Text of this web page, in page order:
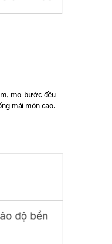
mọi bước đều
mài mòn cao.